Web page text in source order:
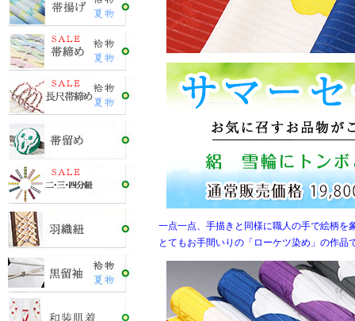
一点一点、手描きと同様に職人の手で絵柄を
とてもお手間いりの「ローケツ染め」の作品